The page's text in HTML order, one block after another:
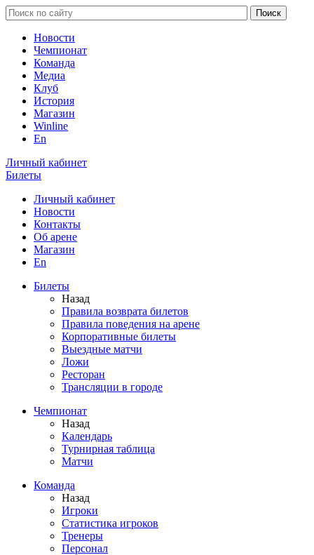
Новости
Чемпионат
Команда
Медиа
Клуб
История
Магазин
Winline
En
Личный кабинет
Билеты
Личный кабинет
Новости
Контакты
Об арене
Магазин
En
Билеты
Назад
Правила возврата билетов
Правила поведения на арене
Корпоративные билеты
Выездные матчи
Ложи
Ресторан
Трансляции в городе
Чемпионат
Назад
Календарь
Турнирная таблица
Матчи
Команда
Назад
Игроки
Статистика игроков
Тренеры
Персонал